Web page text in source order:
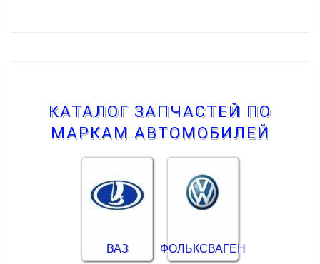
КАТАЛОГ ЗАПЧАСТЕЙ ПО
МАРКАМ АВТОМОБИЛЕЙ
ВАЗ ФОЛЬКСВАГЕН